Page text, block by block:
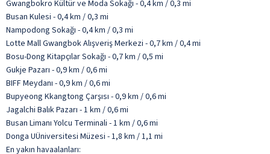
Gwangbokro Kültür ve Moda Sokağı - 0,4 km / 0,3 mi
Busan Kulesi - 0,4 km / 0,3 mi
Nampodong Sokağı - 0,4 km / 0,3 mi
Lotte Mall Gwangbok Alışveriş Merkezi - 0,7 km / 0,4 mi
Bosu-Dong Kitapçılar Sokağı - 0,7 km / 0,5 mi
Gukje Pazarı - 0,9 km / 0,6 mi
BIFF Meydanı - 0,9 km / 0,6 mi
Bupyeong Kkangtong Çarşısı - 0,9 km / 0,6 mi
Jagalchi Balık Pazarı - 1 km / 0,6 mi
Busan Limanı Yolcu Terminali - 1 km / 0,6 mi
Donga UÜniversitesi Müzesi - 1,8 km / 1,1 mi
En yakın havaalanları: